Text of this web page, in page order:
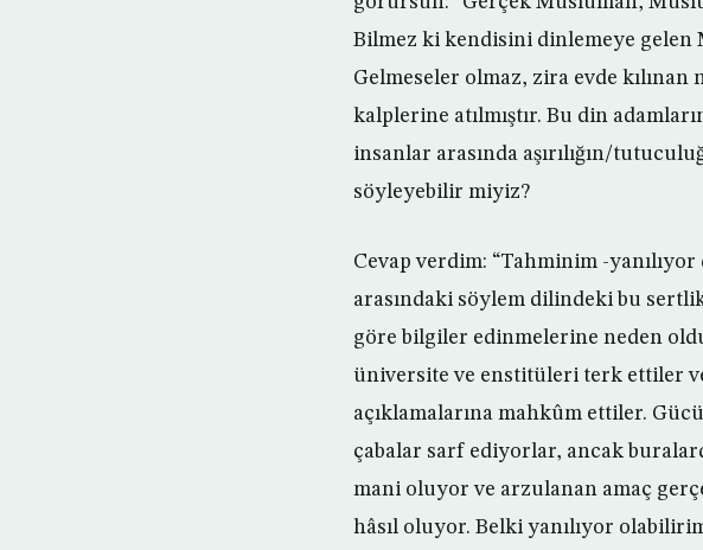
Bilmez ki kendisini dinlemeye gelen
Gelmeseler olmaz, zira evde
kalplerine atılmıştır. Bu din
insanlar arasında aşırılığın/
söyleyebilir miyiz?
Cevap verdim: “Tahminim -
arasındaki söylem dilindeki bu
göre bilgiler edinmelerine neden
üniversite ve enstitüleri terk ettiler
açıklamalarına mahkûm ettiler.
çabalar sarf ediyorlar, ancak
mani oluyor ve arzulanan amaç
hâsıl oluyor. Belki yanılıyor